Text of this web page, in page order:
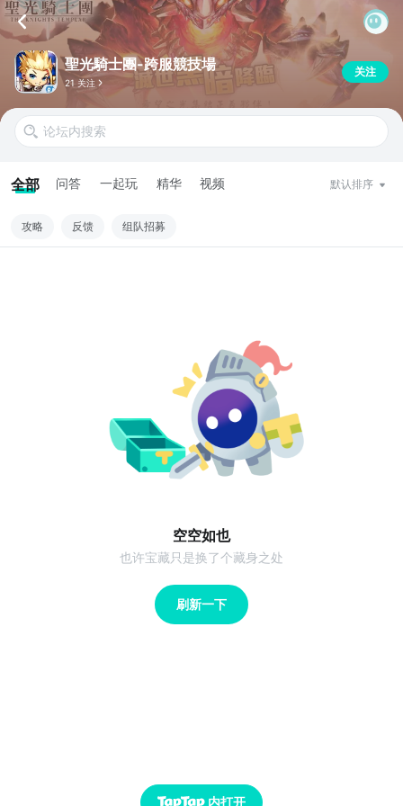
聖光騎士團-跨服競技場
21 关注
关注
全部 问答 一起玩 精华 视频 默认排序
攻略 反馈 组队招募
空空如也
也许宝藏只是换了个藏身之处
刷新一下
内打开